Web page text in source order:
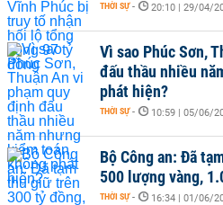
THỜI SỰ - 20:10 | 29/04/
Vì sao Phúc Sơn,
đấu thầu nhiều
phát hiện?
THỜI SỰ - 10:59 | 05/06/
Bộ Công an: Đã
500 lượng vàng,
THỜI SỰ - 16:34 | 01/06/